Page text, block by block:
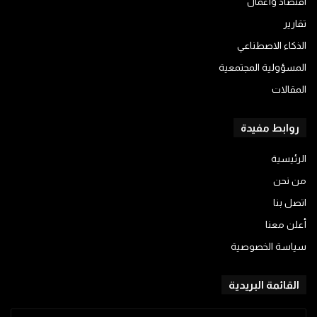
تقارير
الذكاء الاصطناعي
المسؤولية المجتمعية
المقالات
روابط مفيدة
الرئيسية
من نحن
اتصل بنا
أعلن معنا
سياسة الخصوصية
القائمة البريدية